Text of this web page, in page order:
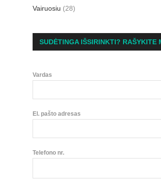
Vairuosiu (28)
SUDĖTINGA IŠSIRINKTI? RAŠYKITE
Vardas
El. pašto adresas
Telefono nr.